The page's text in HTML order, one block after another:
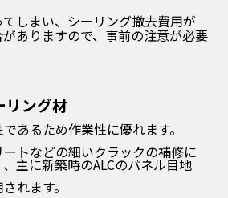
しまい、シーリング撤去費用が
ありますので、事前の注意が必要
リング材
あるため作業性に優れます。
トなどの細いクラックの補修に
主に新築時のALCのパネル目地
れます。